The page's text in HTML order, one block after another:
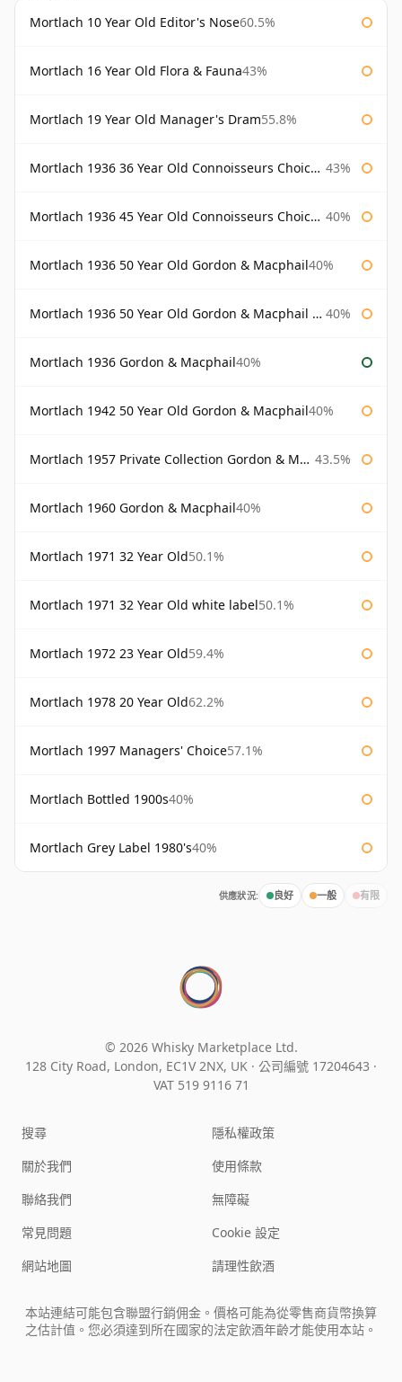
Mortlach 10 Year Old Editor's Nose60.5%
Mortlach 16 Year Old Flora & Fauna43%
Mortlach 19 Year Old Manager's Dram55.8%
Mortlach 1936 36 Year Old Connoisseurs Choice Gordon & Macphail 43%
Mortlach 1936 45 Year Old Connoisseurs Choice Gordon & Macphail 40%
Mortlach 1936 50 Year Old Gordon & Macphail40%
Mortlach 1936 50 Year Old Gordon & Macphail 75cl 40%
Mortlach 1936 Gordon & Macphail40%
Mortlach 1942 50 Year Old Gordon & Macphail40%
Mortlach 1957 Private Collection Gordon & Macphail 43.5%
Mortlach 1960 Gordon & Macphail40%
Mortlach 1971 32 Year Old50.1%
Mortlach 1971 32 Year Old white label50.1%
Mortlach 1972 23 Year Old59.4%
Mortlach 1978 20 Year Old62.2%
Mortlach 1997 Managers' Choice57.1%
Mortlach Bottled 1900s40%
Mortlach Grey Label 1980's40%
供應狀況: 良好 一般 有限
© 2026 Whisky Marketplace Ltd.
128 City Road, London, EC1V 2NX, UK · 公司編號 17204643 ·
VAT 519 9116 71
搜尋
關於我們
聯絡我們
常見問題
網站地圖
隱私權政策
使用條款
無障礙
Cookie 設定
請理性飲酒
本站連結可能包含聯盟行銷佣金。價格可能為從零售商貨幣換算
之估計值。您必須達到所在國家的法定飲酒年齡才能使用本站。